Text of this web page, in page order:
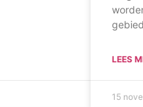
LEES
15